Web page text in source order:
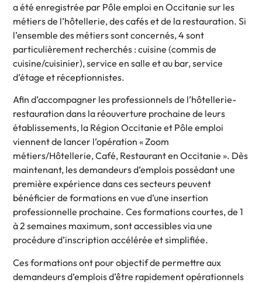
a été enregistrée par Pôle emploi en Occitanie sur les
métiers de l’hôtellerie, des cafés et de la restauration. Si
l’ensemble des métiers sont concernés, 4 sont
particulièrement recherchés : cuisine (commis de
cuisine/cuisinier), service en salle et au bar, service
d’étage et réceptionnistes.
Afin d’accompagner les professionnels de l’hôtellerie-
restauration dans la réouverture prochaine de leurs
établissements, la Région Occitanie et Pôle emploi
viennent de lancer l’opération « Zoom
métiers/Hôtellerie, Café, Restaurant en Occitanie ». Dès
maintenant, les demandeurs d’emplois possédant une
première expérience dans ces secteurs peuvent
bénéficier de formations en vue d’une insertion
professionnelle prochaine. Ces formations courtes, de 1
à 2 semaines maximum, sont accessibles via une
procédure d’inscription accélérée et simplifiée.
Ces formations ont pour objectif de permettre aux
demandeurs d’emplois d’être rapidement opérationnels